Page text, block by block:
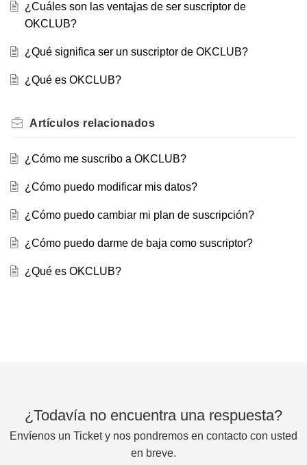
¿Cuáles son las ventajas de ser suscriptor de
OKCLUB?
¿Qué significa ser un suscriptor de OKCLUB?
¿Qué es OKCLUB?
Artículos relacionados
¿Cómo me suscribo a OKCLUB?
¿Cómo puedo modificar mis datos?
¿Cómo puedo cambiar mi plan de suscripción?
¿Cómo puedo darme de baja como suscriptor?
¿Qué es OKCLUB?
¿Todavía no encuentra una respuesta?
Envíenos un Ticket y nos pondremos en contacto con usted
en breve.